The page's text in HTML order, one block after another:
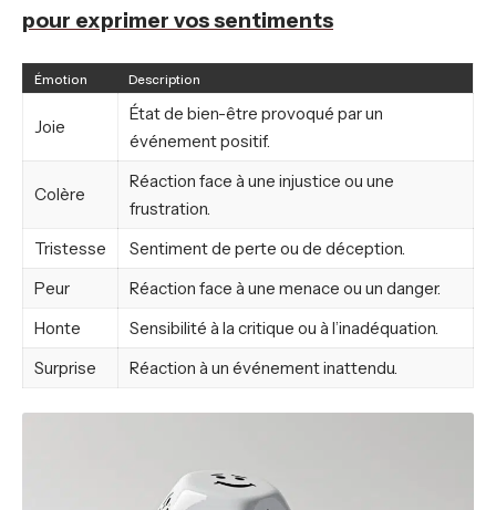
pour exprimer vos sentiments
Émotion Description
Joie
État de bien-être provoqué par un
événement positif.
Colère
Réaction face à une injustice ou une
frustration.
Tristesse
Sentiment de perte ou de déception.
Peur
Réaction face à une menace ou un danger.
Honte
Sensibilité à la critique ou à l’inadéquation.
Surprise
Réaction à un événement inattendu.